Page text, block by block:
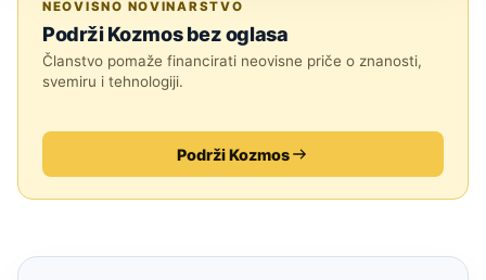
NEOVISNO NOVINARSTVO
Podrži Kozmos bez oglasa
Članstvo pomaže financirati neovisne priče o znanosti,
svemiru i tehnologiji.
Podrži Kozmos